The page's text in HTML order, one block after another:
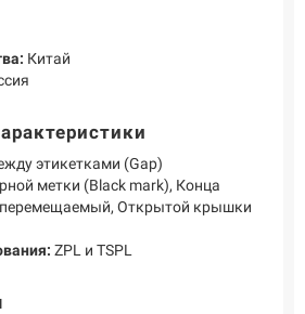
Китай
этикетками (Gap)
метки (Black mark), Конца
перемещаемый, Открытой крышки
ZPL и TSPL